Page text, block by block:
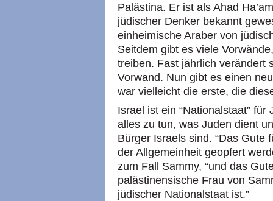
Palästina. Er ist als Ahad
jüdischer Denker bekannt
einheimische Araber von
Seitdem gibt es viele
treiben. Fast jährlich verändert
Vorwand. Nun gibt es einen
war vielleicht die erste, die
Israel ist ein “Nationalstaat”
alles zu tun, was Juden dient
Bürger Israels sind. “Das Gute
der Allgemeinheit geopfert
zum Fall Sammy, “und das
palästinensische Frau von
jüdischer Nationalstaat ist.”